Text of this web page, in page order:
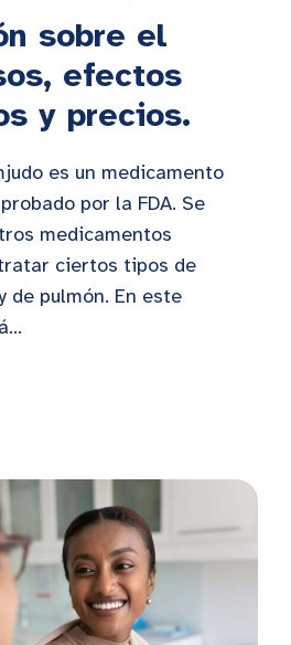
sobre el
efectos
y precios.
es un medicamento
por la FDA. Se
medicamentos
ciertos tipos de
de pulmón. En este